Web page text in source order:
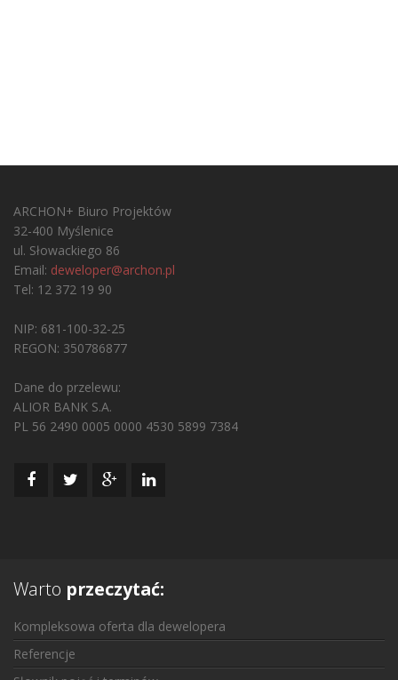
ARCHON+ Biuro Projektów
32-400 Myślenice
ul. Słowackiego 86
Email: deweloper@archon.pl
Tel: 12 372 19 90
NIP: 681-100-32-25
REGON: 350786877
Dane do przelewu:
ALIOR BANK S.A.
PL 56 2490 0005 0000 4530 5899 7384
Warto przeczytać:
Kompleksowa oferta dla dewelopera
Referencje